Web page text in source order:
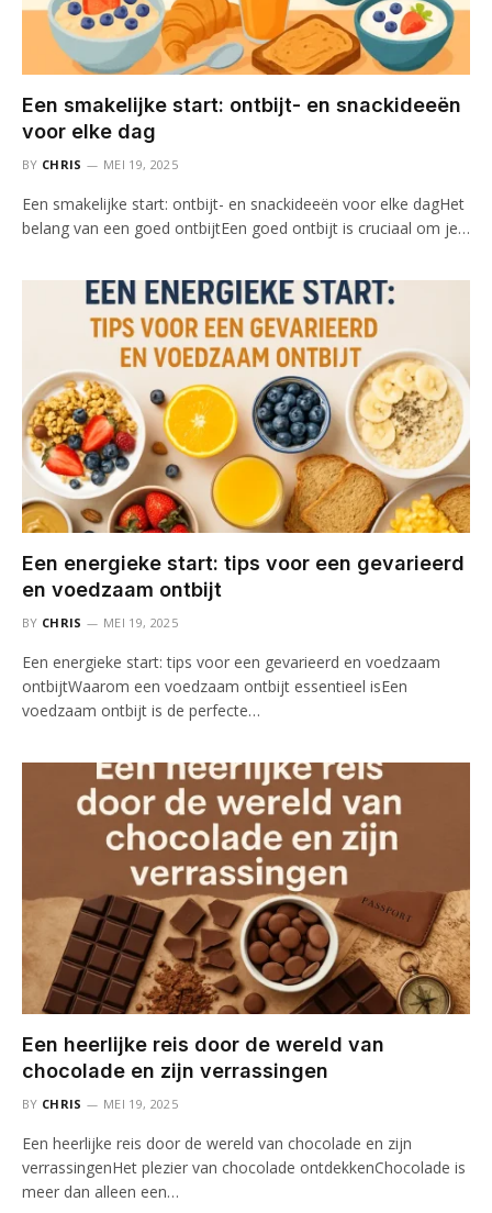
Een smakelijke start: ontbijt- en snackideeën
voor elke dag
BY CHRIS MEI 19, 2025
Een smakelijke start: ontbijt- en snackideeën voor elke dagHet
belang van een goed ontbijtEen goed ontbijt is cruciaal om je…
Een energieke start: tips voor een gevarieerd
en voedzaam ontbijt
BY CHRIS MEI 19, 2025
Een energieke start: tips voor een gevarieerd en voedzaam
ontbijtWaarom een voedzaam ontbijt essentieel isEen
voedzaam ontbijt is de perfecte…
Een heerlijke reis door de wereld van
chocolade en zijn verrassingen
BY CHRIS MEI 19, 2025
Een heerlijke reis door de wereld van chocolade en zijn
verrassingenHet plezier van chocolade ontdekkenChocolade is
meer dan alleen een…